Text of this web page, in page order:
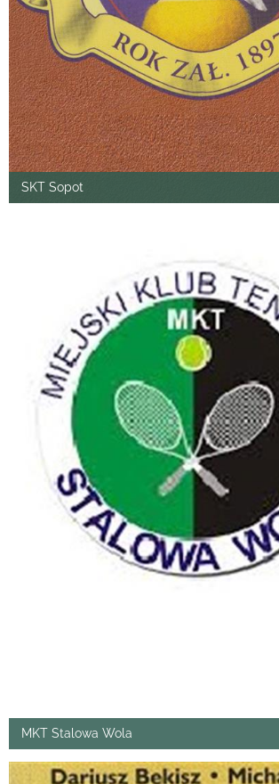
SKT Sopot
MKT Stalowa Wola